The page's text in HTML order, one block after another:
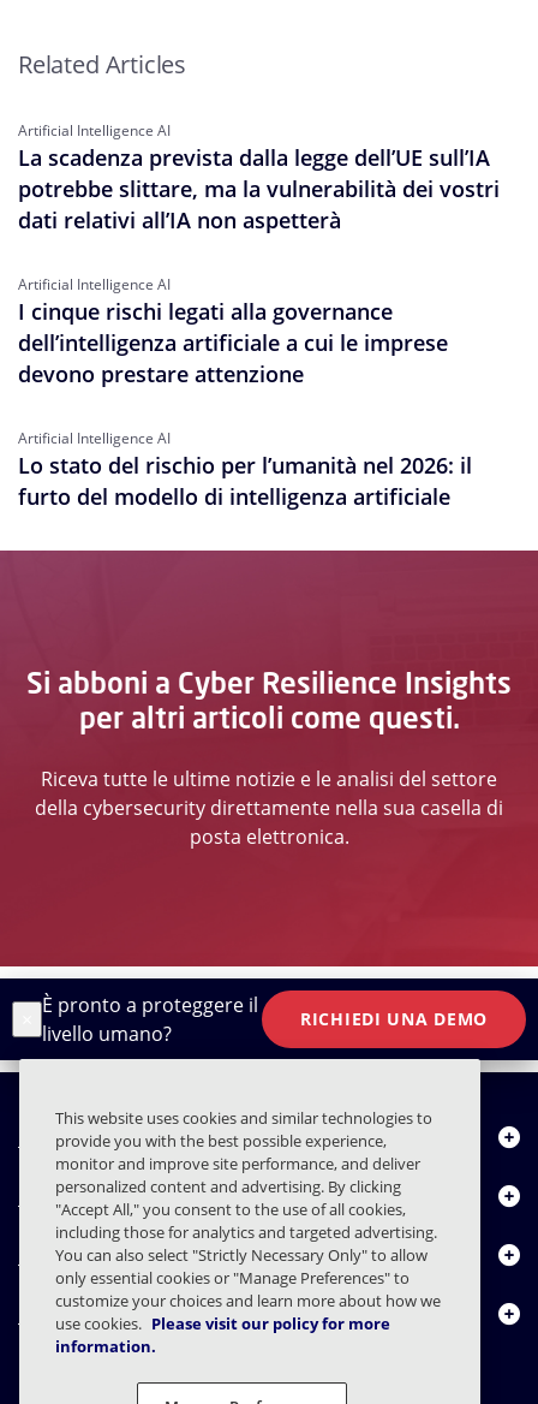
Related Articles
Artificial Intelligence AI
La scadenza prevista dalla legge dell’UE sull’IA
potrebbe slittare, ma la vulnerabilità dei vostri
dati relativi all’IA non aspetterà
Artificial Intelligence AI
I cinque rischi legati alla governance
dell’intelligenza artificiale a cui le imprese
devono prestare attenzione
Artificial Intelligence AI
Lo stato del rischio per l’umanità nel 2026: il
furto del modello di intelligenza artificiale
Si abboni a Cyber Resilience Insights
per altri articoli come questi.
Riceva tutte le ultime notizie e le analisi del settore
della cybersecurity direttamente nella sua casella di
posta elettronica.
È pronto a proteggere il
livello umano?
RICHIEDI UNA DEMO
Chi siamo
Prodotti
Centro risorse
Contattaci
This website uses cookies and similar technologies to
provide you with the best possible experience,
monitor and improve site performance, and deliver
personalized content and advertising. By clicking
"Accept All," you consent to the use of all cookies,
including those for analytics and targeted advertising.
You can also select "Strictly Necessary Only" to allow
only essential cookies or "Manage Preferences" to
customize your choices and learn more about how we
use cookies. Please visit our policy for more
information.